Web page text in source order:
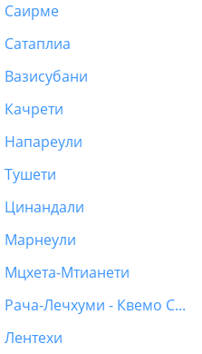
Саирме
Сатаплиа
Вазисубани
Качрети
Напареули
Тушети
Цинандали
Марнеули
Мцхета-Мтианети
Рача-Лечхуми - Квемо Сванети
Лентехи